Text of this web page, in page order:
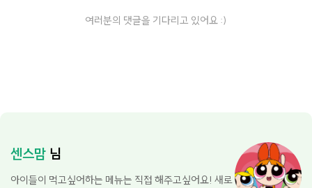
여러분의 댓글을 기다리고 있어요 :)
센스맘 님
아이들이 먹고싶어하는 메뉴는 직접 해주고싶어요! 새로